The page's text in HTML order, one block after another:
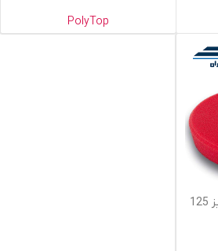
PolyTop
پد زبر اوربیتال پولیتاپ سایز 125